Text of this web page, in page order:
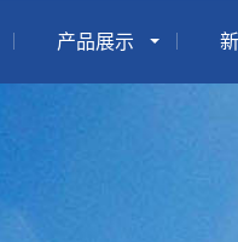
产品展示